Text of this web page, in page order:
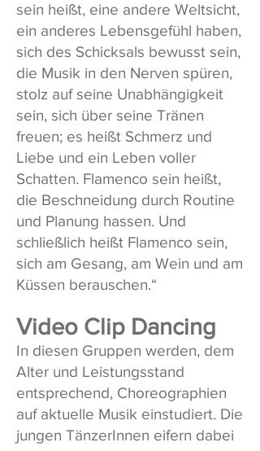
sein heißt, eine andere Weltsicht,
ein anderes Lebensgefühl haben,
sich des Schicksals bewusst sein,
die Musik in den Nerven spüren,
stolz auf seine Unabhängigkeit
sein, sich über seine Tränen
freuen; es heißt Schmerz und
Liebe und ein Leben voller
Schatten. Flamenco sein heißt,
die Beschneidung durch Routine
und Planung hassen. Und
schließlich heißt Flamenco sein,
sich am Gesang, am Wein und am
Küssen berauschen.“
Video Clip Dancing
In diesen Gruppen werden, dem
Alter und Leistungsstand
entsprechend, Choreographien
auf aktuelle Musik einstudiert. Die
jungen TänzerInnen eifern dabei